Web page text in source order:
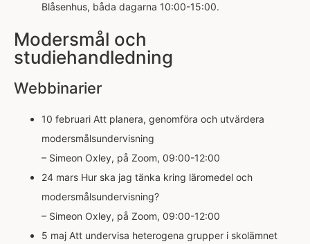
Blåsenhus, båda dagarna 10:00-15:00.
Modersmål och
studiehandledning
Webbinarier
10 februari Att planera, genomföra och utvärdera
modersmålsundervisning
– Simeon Oxley, på Zoom, 09:00-12:00
24 mars Hur ska jag tänka kring läromedel och
modersmålsundervisning?
– Simeon Oxley, på Zoom, 09:00-12:00
5 maj Att undervisa heterogena grupper i skolämnet